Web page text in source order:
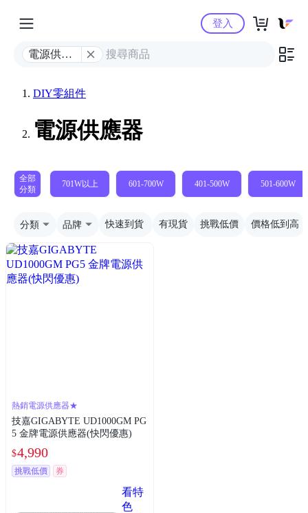
Yahoo購物中心
電源供應
登入
DIY零組件
電源供應器
全部
分類
701W以上 601-700W 401-500W 501-600W
分類 品牌 快速到貨 有現貨 挑戰低價 價格低到高
熱銷電源供應器★
技嘉GIGABYTE UD1000GM PG
5 金牌電源供應器(快閃優惠)
$4,990
挑戰低價 券
看特
色